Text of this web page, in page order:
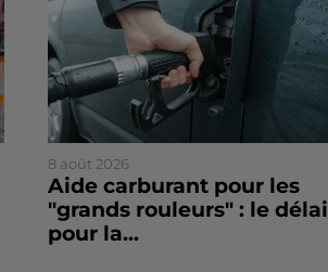
8 août 2026
Aide carburant pour les
"grands rouleurs" : le délai
pour la...